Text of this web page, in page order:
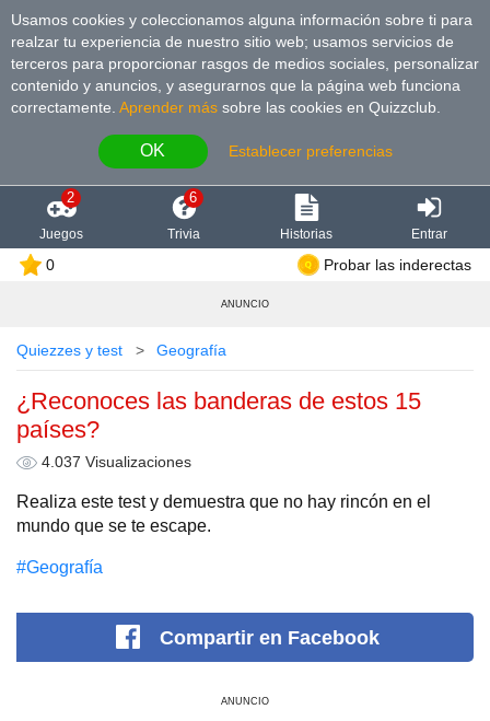
Usamos cookies y coleccionamos alguna información sobre ti para
realzar tu experiencia de nuestro sitio web; usamos servicios de
terceros para proporcionar rasgos de medios sociales, personalizar
contenido y anuncios, y asegurarnos que la página web funciona
correctamente. Aprender más sobre las cookies en Quizzclub.
OK Establecer preferencias
2
Juegos
6
Trivia Historias Entrar
0 Probar las inderectas
ANUNCIO
Quiezzes y test Geografía
¿Reconoces las banderas de estos 15
países?
4.037 Visualizaciones
Realiza este test y demuestra que no hay rincón en el
mundo que se te escape.
#Geografía
Compartir en Facebook
ANUNCIO